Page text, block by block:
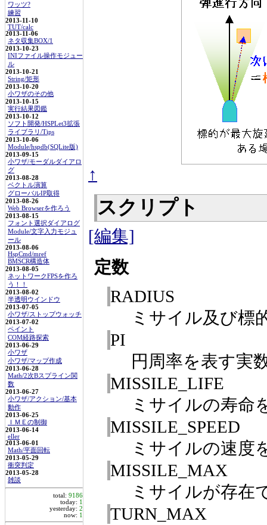
ワッツ?
練習
2013-11-10
TUT/calc
2013-11-06
ネタ収集BOX/1
2013-10-23
INIファイル操作モジュー
ル
2013-10-21
String/矩形
2013-10-20
小ワザのその他
2013-10-15
実行結果図鑑
2013-10-12
ソフト開発/HSPLet3拡張
ライブラリ/Tips
2013-10-06
Module/hspdb(SQLite版)
2013-09-15
小ワザ/モーダルダイアロ
グ
2013-08-28
ベクトル演算
グローバルIP取得
2013-08-26
Web Browserを作ろう
2013-08-15
フォント選択ダイアログ
Module/文字入力モジュ
ール
2013-08-06
HspCmd/mref
BMSCR構造体
2013-08-05
ネットワークFPSを作ろ
う！！
2013-08-02
半透明ウインドウ
2013-07-05
小ワザ/ストップウォッチ
2013-07-02
ペイント
COM経路探索
2013-06-29
小ワザ
小ワザ/マップ作成
2013-06-28
Math/2次Bスプライン関
数
2013-06-27
小ワザ/アクション/基本
動作
2013-06-25
ＩＭＥの制御
2013-06-14
eller
2013-06-01
Math/平面回転
2013-05-29
衝突判定
2013-05-28
雑談
total: 9186
today: 1
yesterday: 2
now: 1
↑
スクリプト
[編集]
定数
RADIUS
ミサイル及び標
PI
円周率を表す実
MISSILE_LIFE
ミサイルの寿命
MISSILE_SPEED
ミサイルの速度
MISSILE_MAX
ミサイルが存在
TURN_MAX